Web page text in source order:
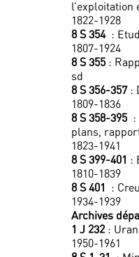
1822-1928
8 S 354 :
1807-1924
8 S 355 :
sd
8 S 356-357:
1809-1836
8 S 358-395 :
plans,
1823-1941
8 S 399-401 :
1810-1839
8 S 401 :
1934-1939
Archives
1 J 232 :
1950-1961